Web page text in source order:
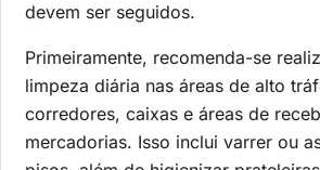
devem ser seguidos.
Primeiramente, recomenda-se
limpeza diária nas áreas de alto
corredores, caixas e áreas de
mercadorias. Isso inclui varrer ou